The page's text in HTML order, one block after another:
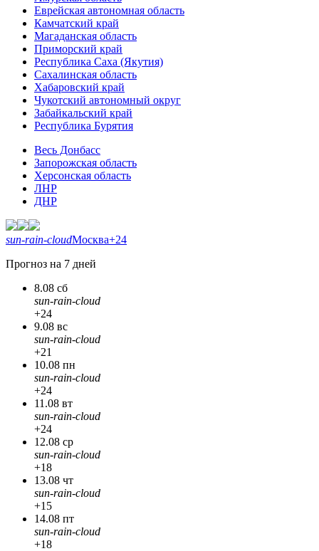
Еврейская автономная область
Камчатский край
Магаданская область
Приморский край
Республика Саха (Якутия)
Сахалинская область
Хабаровский край
Чукотский автономный округ
Забайкальский край
Республика Бурятия
Весь Донбасс
Запорожская область
Херсонская область
ЛНР
ДНР
sun-rain-cloudМосква+24
Прогноз на 7 дней
8.08 сб
sun-rain-cloud
+24
9.08 вс
sun-rain-cloud
+21
10.08 пн
sun-rain-cloud
+24
11.08 вт
sun-rain-cloud
+24
12.08 ср
sun-rain-cloud
+18
13.08 чт
sun-rain-cloud
+15
14.08 пт
sun-rain-cloud
+18